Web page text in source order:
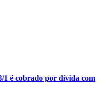
1 é cobrado por dívida com